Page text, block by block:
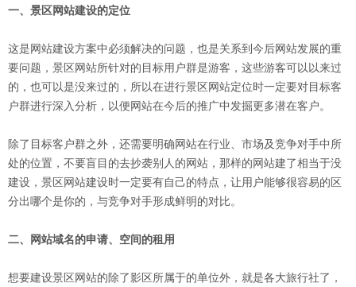
一、景区网站建设的定位
这是网站建设方案中必须解决的问题，也是关系到今后网站发展的重
要问题，景区网站所针对的目标用户群是游客，这些游客可以以来过
的，也可以是没来过的，所以在进行景区网站定位时一定要对目标客
户群进行深入分析，以便网站在今后的推广中发掘更多潜在客户。
除了目标客户群之外，还需要明确网站在行业、市场及竞争对手中所
处的位置，不要盲目的去抄袭别人的网站，那样的网站建了相当于没
建设，景区网站建设时一定要有自己的特点，让用户能够很容易的区
分出哪个是你的，与竞争对手形成鲜明的对比。
二、网站域名的申请、空间的租用
想要建设景区网站的除了影区所属于的单位外，就是各大旅行社了，